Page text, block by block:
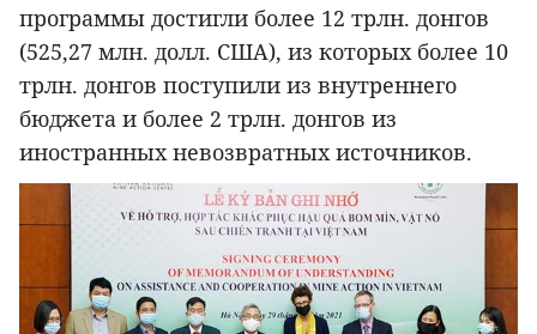
программы достигли более 12 трлн. донгов
(525,27 млн. долл. США), из которых более 10
трлн. донгов поступили из внутреннего
бюджета и более 2 трлн. донгов из
иностранных невозвратных источников.